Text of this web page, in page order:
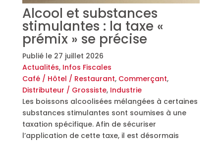
Alcool et substances
stimulantes : la taxe «
prémix » se précise
Publié le 27 juillet 2026
Actualités, Infos Fiscales
Café / Hôtel / Restaurant, Commerçant,
Distributeur / Grossiste, Industrie
Les boissons alcoolisées mélangées à certaines
substances stimulantes sont soumises à une
taxation spécifique. Afin de sécuriser
l’application de cette taxe, il est désormais